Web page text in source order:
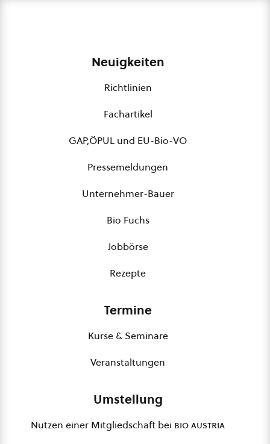
Neuigkeiten
Richtlinien
Fachartikel
GAP,ÖPUL und EU-Bio-VO
Pressemeldungen
Unternehmer-Bauer
Bio Fuchs
Jobbörse
Rezepte
Termine
Kurse & Seminare
Veranstaltungen
Umstellung
Nutzen einer Mitgliedschaft bei bio austria